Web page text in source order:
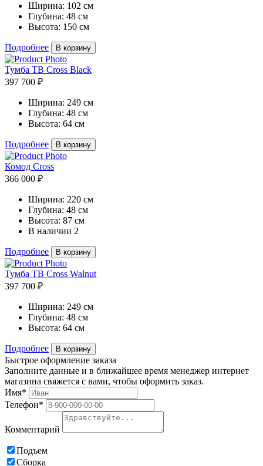
Ширина: 102 см
Глубина: 48 см
Высота: 150 см
Подробнее В корзину
Тумба ТВ Cross Black
397 700 ₽
Ширина: 249 см
Глубина: 48 см
Высота: 64 см
Подробнее В корзину
Комод Cross
366 000 ₽
Ширина: 220 см
Глубина: 48 см
Высота: 87 см
В наличии 2
Подробнее В корзину
Тумба ТВ Cross Walnut
397 700 ₽
Ширина: 249 см
Глубина: 48 см
Высота: 64 см
Подробнее В корзину
Быстрое оформление заказа
Заполните данные и в ближайшее время менеджер интернет
магазина свяжется с вами, чтобы оформить заказ.
Имя*
Телефон*
Комментарий
Подъем
Сборка